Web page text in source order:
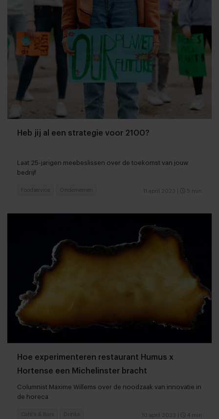
Heb jij al een strategie voor 2100?
Laat 25-jarigen meebeslissen over de toekomst van jouw
bedrijf
11 april 2023 5 min
Foodservice Ondernemen
Hoe experimenteren restaurant Humus x
Hortense een Michelinster bracht
Columnist Maxime Willems over de noodzaak van innovatie in
de horeca
10 april 2023 4 min
Café's & Bars Drinks